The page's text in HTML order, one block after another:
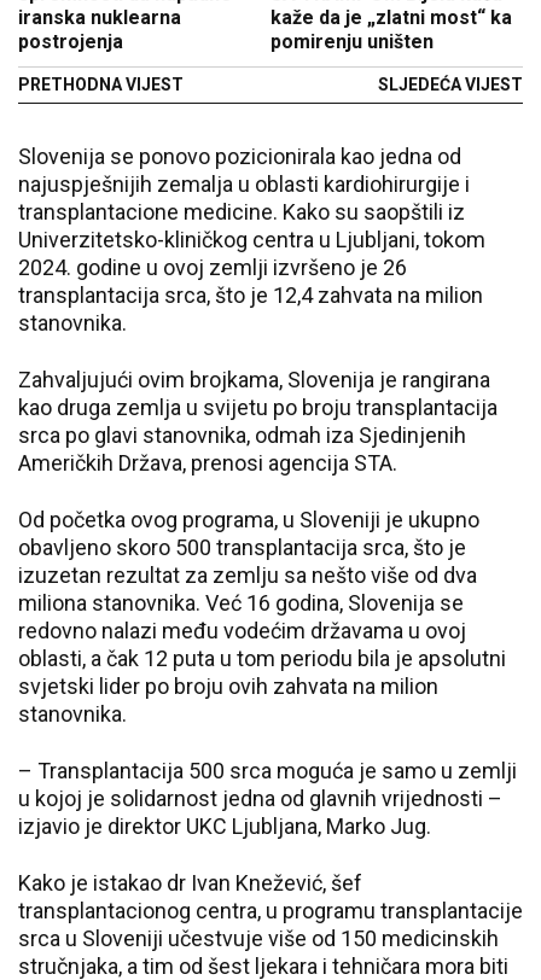
iranska nuklearna
postrojenja
PRETHODNA VIJEST
kaže da je „zlatni most“ ka
pomirenju uništen
SLJEDEĆA VIJEST
Slovenija se ponovo pozicionirala kao jedna od
najuspješnijih zemalja u oblasti kardiohirurgije i
transplantacione medicine. Kako su saopštili iz
Univerzitetsko-kliničkog centra u Ljubljani, tokom
2024. godine u ovoj zemlji izvršeno je 26
transplantacija srca, što je 12,4 zahvata na milion
stanovnika.
Zahvaljujući ovim brojkama, Slovenija je rangirana
kao druga zemlja u svijetu po broju transplantacija
srca po glavi stanovnika, odmah iza Sjedinjenih
Američkih Država, prenosi agencija STA.
Od početka ovog programa, u Sloveniji je ukupno
obavljeno skoro 500 transplantacija srca, što je
izuzetan rezultat za zemlju sa nešto više od dva
miliona stanovnika. Već 16 godina, Slovenija se
redovno nalazi među vodećim državama u ovoj
oblasti, a čak 12 puta u tom periodu bila je apsolutni
svjetski lider po broju ovih zahvata na milion
stanovnika.
– Transplantacija 500 srca moguća je samo u zemlji
u kojoj je solidarnost jedna od glavnih vrijednosti –
izjavio je direktor UKC Ljubljana, Marko Jug.
Kako je istakao dr Ivan Knežević, šef
transplantacionog centra, u programu transplantacije
srca u Sloveniji učestvuje više od 150 medicinskih
stručnjaka, a tim od šest ljekara i tehničara mora biti